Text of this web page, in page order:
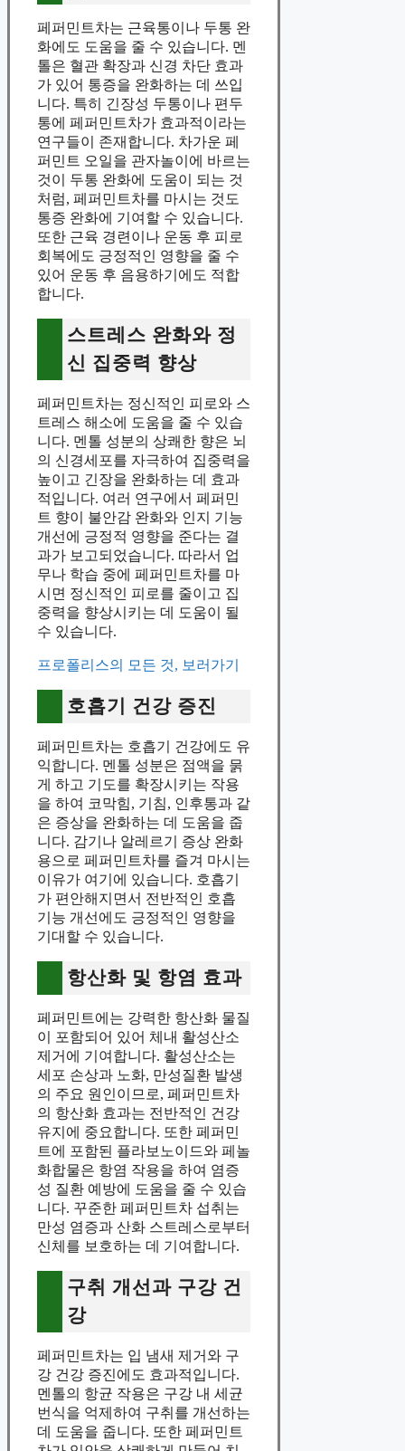
페퍼민트차는 근육통이나 두통 완
화에도 도움을 줄 수 있습니다. 멘
톨은 혈관 확장과 신경 차단 효과
가 있어 통증을 완화하는 데 쓰입
니다. 특히 긴장성 두통이나 편두
통에 페퍼민트차가 효과적이라는
연구들이 존재합니다. 차가운 페
퍼민트 오일을 관자놀이에 바르는
것이 두통 완화에 도움이 되는 것
처럼, 페퍼민트차를 마시는 것도
통증 완화에 기여할 수 있습니다.
또한 근육 경련이나 운동 후 피로
회복에도 긍정적인 영향을 줄 수
있어 운동 후 음용하기에도 적합
합니다.
스트레스 완화와 정
신 집중력 향상
페퍼민트차는 정신적인 피로와 스
트레스 해소에 도움을 줄 수 있습
니다. 멘톨 성분의 상쾌한 향은 뇌
의 신경세포를 자극하여 집중력을
높이고 긴장을 완화하는 데 효과
적입니다. 여러 연구에서 페퍼민
트 향이 불안감 완화와 인지 기능
개선에 긍정적 영향을 준다는 결
과가 보고되었습니다. 따라서 업
무나 학습 중에 페퍼민트차를 마
시면 정신적인 피로를 줄이고 집
중력을 향상시키는 데 도움이 될
수 있습니다.
프로폴리스의 모든 것, 보러가기
호흡기 건강 증진
페퍼민트차는 호흡기 건강에도 유
익합니다. 멘톨 성분은 점액을 묽
게 하고 기도를 확장시키는 작용
을 하여 코막힘, 기침, 인후통과 같
은 증상을 완화하는 데 도움을 줍
니다. 감기나 알레르기 증상 완화
용으로 페퍼민트차를 즐겨 마시는
이유가 여기에 있습니다. 호흡기
가 편안해지면서 전반적인 호흡
기능 개선에도 긍정적인 영향을
기대할 수 있습니다.
항산화 및 항염 효과
페퍼민트에는 강력한 항산화 물질
이 포함되어 있어 체내 활성산소
제거에 기여합니다. 활성산소는
세포 손상과 노화, 만성질환 발생
의 주요 원인이므로, 페퍼민트차
의 항산화 효과는 전반적인 건강
유지에 중요합니다. 또한 페퍼민
트에 포함된 플라보노이드와 페놀
화합물은 항염 작용을 하여 염증
성 질환 예방에 도움을 줄 수 있습
니다. 꾸준한 페퍼민트차 섭취는
만성 염증과 산화 스트레스로부터
신체를 보호하는 데 기여합니다.
구취 개선과 구강 건
강
페퍼민트차는 입 냄새 제거와 구
강 건강 증진에도 효과적입니다.
멘톨의 항균 작용은 구강 내 세균
번식을 억제하여 구취를 개선하는
데 도움을 줍니다. 또한 페퍼민트